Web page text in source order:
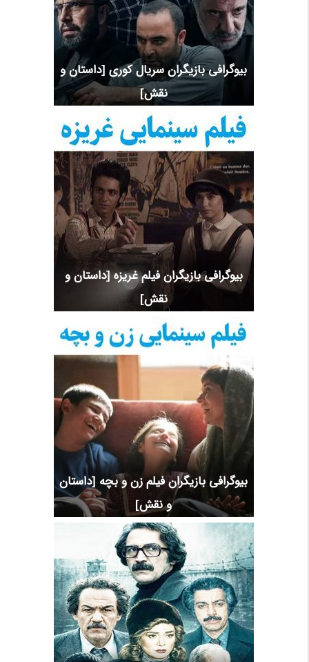
بیوگرافی بازیگران سریال کوری [داستان و
نقش]
بیوگرافی بازیگران فیلم غریزه [داستان و
نقش]
بیوگرافی بازیگران فیلم زن و بچه [داستان
و نقش]